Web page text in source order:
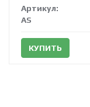
Артикул:
AS
КУПИТЬ